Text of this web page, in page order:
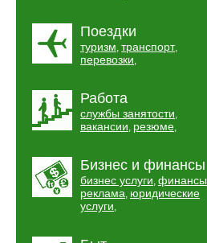
Поездки
туризм, транспорт,
перевозки,
Работа
службы занятости,
вакансии, резюме,
Бизнес и финансы
бизнес услуги, финансы
реклама, юридические
услуги,